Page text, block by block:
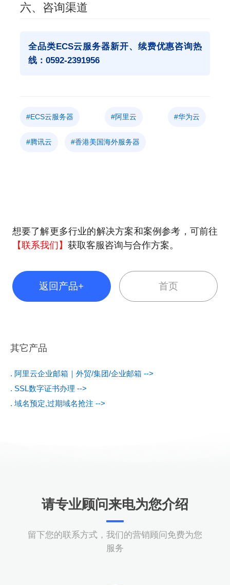
六、咨询渠道
全品类ECS云服务器新开、续费优惠咨询热
线：0592-2391956
#ECS云服务器 #阿里云 #华为云
#腾讯云 #香港美国海外服务器
想要了解更多行业的解决方案和案例参考，可前往
【联系我们】 获取客服咨询与合作方案。
返回产品+ 首页
其它产品
. 阿里云企业邮箱｜外贸/集团/企业邮箱 -->
. SSL数字证书办理 -->
. 域名预定,过期域名抢注 -->
请专业顾问来电为您介绍
留下您的联系方式，我们的营销顾问免费为您
服务